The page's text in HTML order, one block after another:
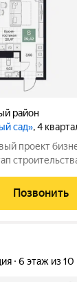
район
сад», 4
семь
двор,
Позвонить
6 этаж из 10